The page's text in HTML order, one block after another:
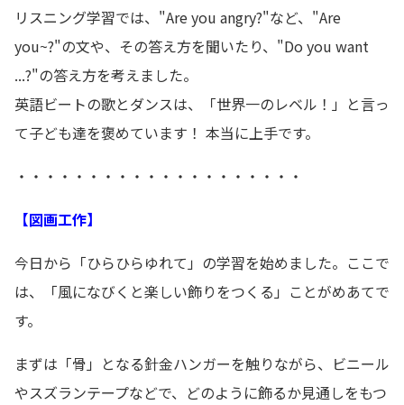
リスニング学習では、"Are you angry?"など、"Are
you~?"の文や、その答え方を聞いたり、"Do you want
...?"の答え方を考えました。
英語ビートの歌とダンスは、「世界一のレベル！」と言っ
て子ども達を褒めています！ 本当に上手です。
・・・・・・・・・・・・・・・・・・・・
【図画工作】
今日から「ひらひらゆれて」の学習を始めました。ここで
は、「風になびくと楽しい飾りをつくる」ことがめあてで
す。
まずは「骨」となる針金ハンガーを触りながら、ビニール
やスズランテープなどで、どのように飾るか見通しをもつ